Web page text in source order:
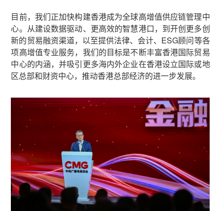
目前，我们正加快构建香港成为全球高增值供应链管理中
心。从建设数据驱动、更高效的智慧港口，到开创更多创
新的贸易融资渠道，以至提供法律、会计、ESG顾问等各
项高增值专业服务，我们的目标是不断丰富香港国际贸易
中心的内涵，并吸引更多海内外企业在香港设立国际或地
区总部和财资中心，推动香港总部经济的进一步发展。